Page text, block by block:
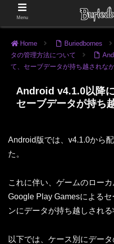
Home Buriedbornes
タの管理方法について
て、セーブデータが持ち越されな
Android v4.1.0以降
セーブデータが持ち
Android版では、v4.1.0から
た。
これに伴い、ゲームのローカ
Google Play Gamesによる
ンにデータが持ち越しされる
以下では、ケース別にデー
Menu